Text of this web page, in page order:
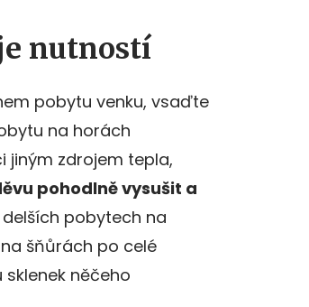
nutností
pobytu venku, vsaďte
na horách
jiným zdrojem tepla,
pohodlně vysušit a
pobytech na
šňůrách po celé
něčeho